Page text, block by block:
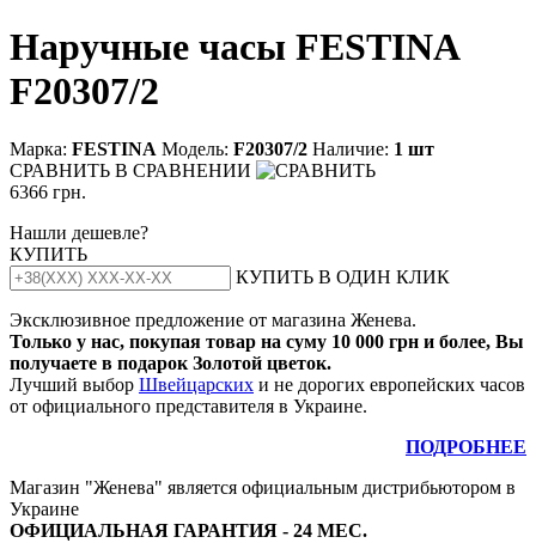
Наручные часы FESTINA
F20307/2
Марка: FESTINA Модель: F20307/2 Наличие: 1 шт
СРАВНИТЬ В СРАВНЕНИИ
6366 грн.
Нашли дешевле?
КУПИТЬ
КУПИТЬ В ОДИН КЛИК
Эксклюзивное предложение от магазина Женева.
Только у нас, покупая товар на суму 10 000 грн и более, Вы
получаете в подарок Золотой цветок.
Лучший выбор Швейцарских и не дорогих европейских часов
от официального представителя в Украине.
ПОДРОБНЕЕ
Магазин "Женева" является официальным дистрибьютором в
Украине
ОФИЦИАЛЬНАЯ ГАРАНТИЯ - 24 МЕС.